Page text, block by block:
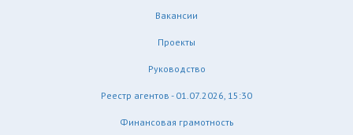
Вакансии
Проекты
Руководство
Реестр агентов - 01.07.2026, 15:30
Финансовая грамотность